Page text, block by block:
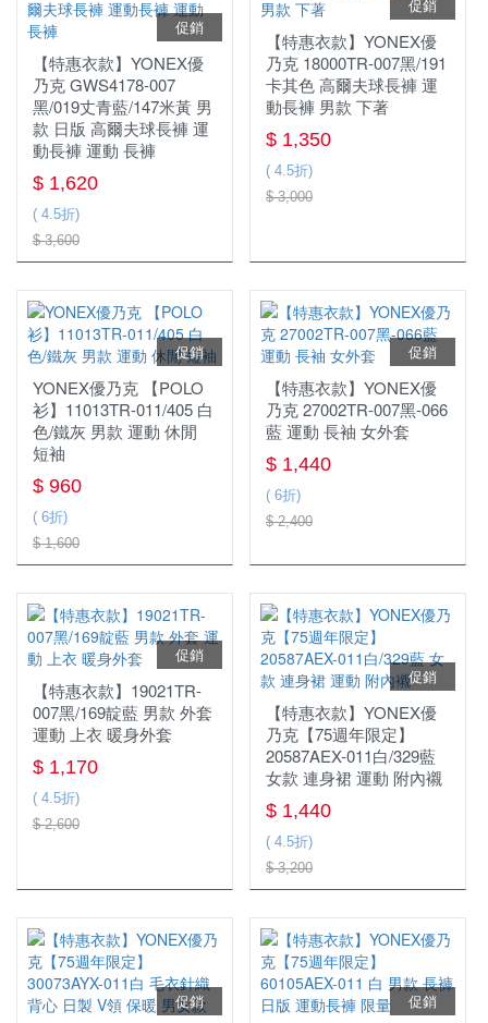
年度出清
✧٩ 優惠服飾 و✧
⏦ MIZUNO服飾 ⏦
群岳嚴選 ⌔F4自有品牌⌔
服飾
男上衣
女上衣
男下著
兒童款
慢跑鞋
羽球鞋
YONEX優乃克
MIZUNO美津濃
兒童款 羽球鞋
羽球拍
羽球線
羽毛球
運動包款
鞋袋
羽球矩形包/背包
配件
握把布
襪子&毛巾
頭帶&護腕
護具
☆ 指定球拍贈指定線
促銷
【特惠衣款】YONEX優
乃克 GWS4178-007
黑/019丈青藍/147米黃 男
款 日版 高爾夫球長褲 運
動長褲 運動 長褲
$ 1,620
( 4.5折)
$ 3,600
促銷
【特惠衣款】YONEX優
乃克 18000TR-007黑/191
卡其色 高爾夫球長褲 運
動長褲 男款 下著
$ 1,350
( 4.5折)
$ 3,000
促銷
YONEX優乃克 【POLO
衫】11013TR-011/405 白
色/鐵灰 男款 運動 休閒
短袖
$ 960
( 6折)
$ 1,600
促銷
【特惠衣款】YONEX優
乃克 27002TR-007黑-066
藍 運動 長袖 女外套
$ 1,440
( 6折)
$ 2,400
促銷
【特惠衣款】19021TR-
007黑/169靛藍 男款 外套
運動 上衣 暖身外套
$ 1,170
( 4.5折)
$ 2,600
促銷
【特惠衣款】YONEX優
乃克【75週年限定】
20587AEX-011白/329藍
女款 連身裙 運動 附內襯
$ 1,440
( 4.5折)
$ 3,200
促銷 促銷